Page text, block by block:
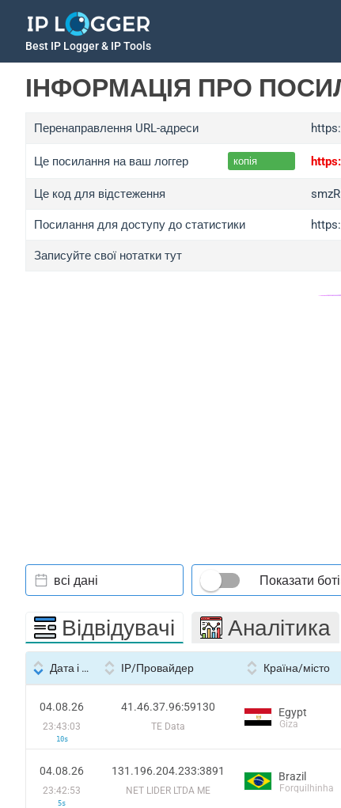
Best IP Logger & IP Tools
ІНФОРМАЦІЯ ПРО
Перенаправлення URL-адреси
Це посилання на ваш логгер копія
Це код для відстеження
Посилання для доступу до статистики
Записуйте свої нотатки тут
всі дані Показати
Відвідувачі Аналітика
Дата і час IP/Провайдер Країна/місто
04.08.26
23:43:03
10s
41.46.37.96:59130
TE Data
Egypt
Giza
04.08.26
23:42:53
5s
131.196.204.233:3891
NET LIDER LTDA ME
Brazil
Forquilhinha